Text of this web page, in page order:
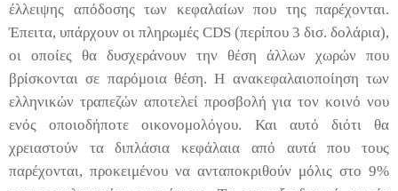
έλλειψης απόδοσης των κεφαλαίων που της παρέχονται.
Έπειτα, υπάρχουν οι πληρωμές CDS (περίπου 3 δισ. δολάρια),
οι οποίες θα δυσχεράνουν την θέση άλλων χωρών που
βρίσκονται σε παρόμοια θέση. Η ανακεφαλαιοποίηση των
ελληνικών τραπεζών αποτελεί προσβολή για τον κοινό νου
ενός οποιοδήποτε οικονομολόγου. Και αυτό διότι θα
χρειαστούν τα διπλάσια κεφάλαια από αυτά που τους
παρέχονται, προκειμένου να ανταποκριθούν μόλις στο 9%